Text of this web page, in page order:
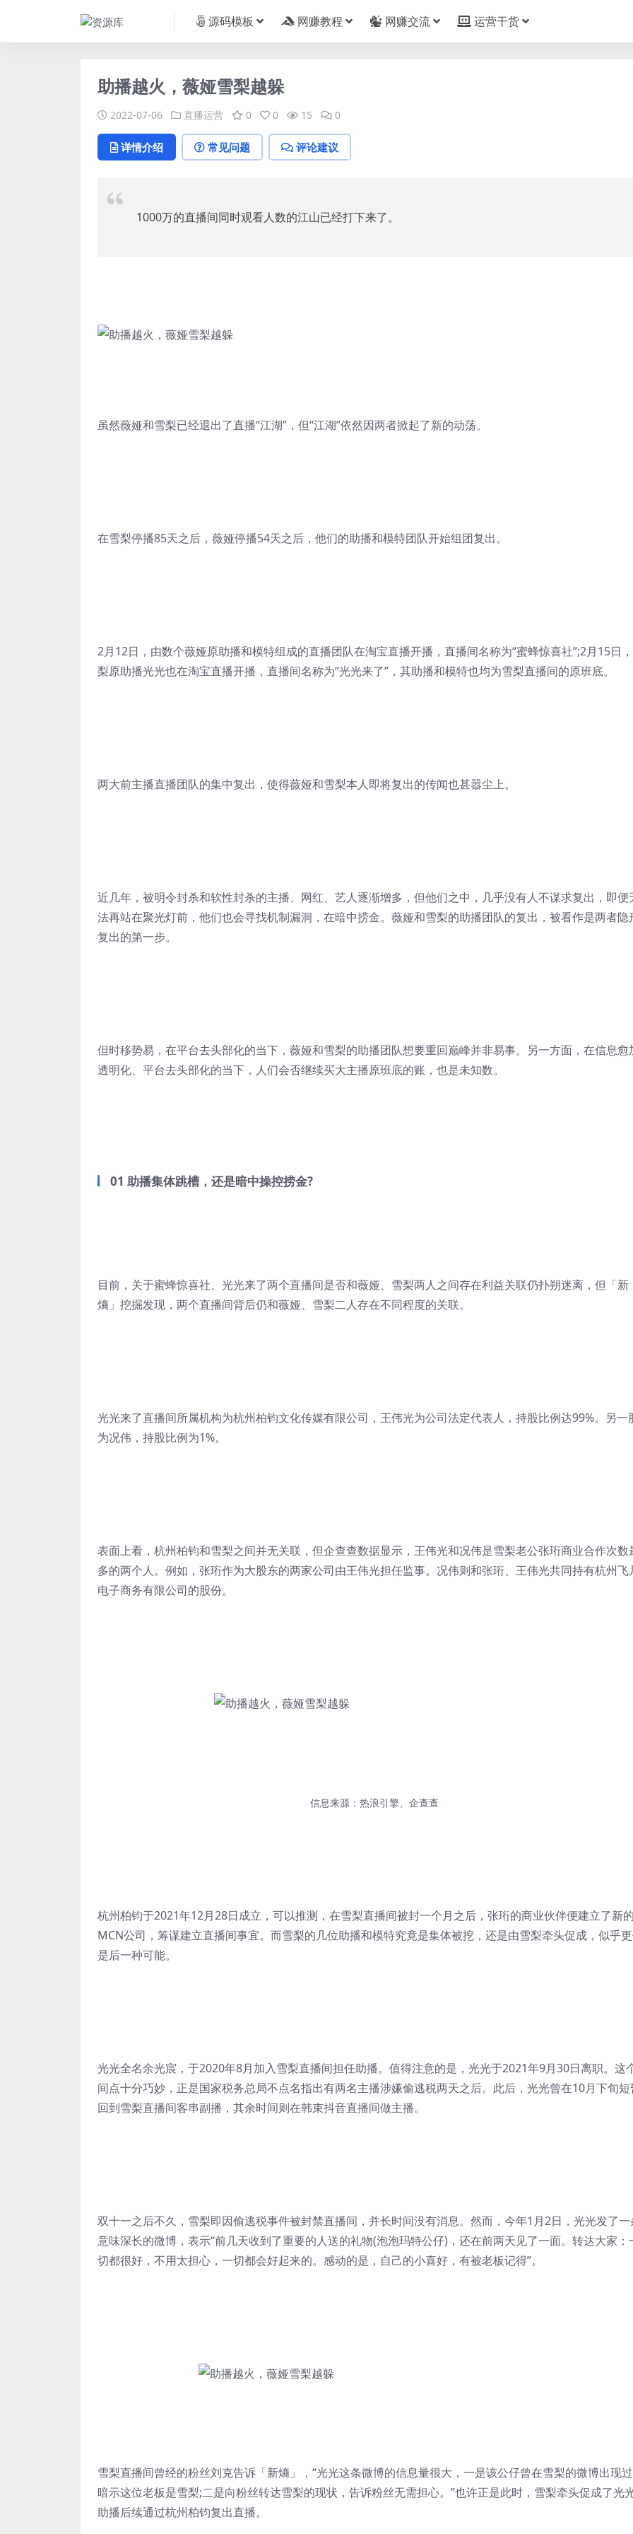
源码模板 网赚教程 网赚交流 运营干货
助播越火，薇娅雪梨越躲
2022-07-06 直播运营 0 0 15 0
详情介绍 常见问题 评论建议
1000万的直播间同时观看人数的江山已经打下来了。
虽然薇娅和雪梨已经退出了直播“江湖”，但“江湖”依然因两者掀起了新的动荡。
在雪梨停播85天之后，薇娅停播54天之后，他们的助播和模特团队开始组团复出。
2月12日，由数个薇娅原助播和模特组成的直播团队在淘宝直播开播，直播间名称为“蜜蜂惊喜社”;2月15日
梨原助播光光也在淘宝直播开播，直播间名称为“光光来了”，其助播和模特也均为雪梨直播间的原班底。
两大前主播直播团队的集中复出，使得薇娅和雪梨本人即将复出的传闻也甚嚣尘上。
近几年，被明令封杀和软性封杀的主播、网红、艺人逐渐增多，但他们之中，几乎没有人不谋求复出，即便
法再站在聚光灯前，他们也会寻找机制漏洞，在暗中捞金。薇娅和雪梨的助播团队的复出，被看作是两者隐
复出的第一步。
但时移势易，在平台去头部化的当下，薇娅和雪梨的助播团队想要重回巅峰并非易事。另一方面，在信息愈
透明化、平台去头部化的当下，人们会否继续买大主播原班底的账，也是未知数。
01 助播集体跳槽，还是暗中操控捞金?
目前，关于蜜蜂惊喜社、光光来了两个直播间是否和薇娅、雪梨两人之间存在利益关联仍扑朔迷离，但「新
熵」挖掘发现，两个直播间背后仍和薇娅、雪梨二人存在不同程度的关联。
光光来了直播间所属机构为杭州柏钧文化传媒有限公司，王伟光为公司法定代表人，持股比例达99%。另一
为况伟，持股比例为1%。
表面上看，杭州柏钧和雪梨之间并无关联，但企查查数据显示，王伟光和况伟是雪梨老公张珩商业合作次数
多的两个人。例如，张珩作为大股东的两家公司由王伟光担任监事。况伟则和张珩、王伟光共同持有杭州飞
电子商务有限公司的股份。
信息来源：热浪引擎、企查查
杭州柏钧于2021年12月28日成立，可以推测，在雪梨直播间被封一个月之后，张珩的商业伙伴便建立了新
MCN公司，筹谋建立直播间事宜。而雪梨的几位助播和模特究竟是集体被挖，还是由雪梨牵头促成，似乎
是后一种可能。
光光全名余光宸，于2020年8月加入雪梨直播间担任助播。值得注意的是，光光于2021年9月30日离职。这
间点十分巧妙，正是国家税务总局不点名指出有两名主播涉嫌偷逃税两天之后。此后，光光曾在10月下旬短
回到雪梨直播间客串副播，其余时间则在韩束抖音直播间做主播。
双十一之后不久，雪梨即因偷逃税事件被封禁直播间，并长时间没有消息。然而，今年1月2日，光光发了一
意味深长的微博，表示“前几天收到了重要的人送的礼物(泡泡玛特公仔)，还在前两天见了一面。转达大家：
切都很好，不用太担心，一切都会好起来的。感动的是，自己的小喜好，有被老板记得”。
雪梨直播间曾经的粉丝刘克告诉「新熵」，“光光这条微博的信息量很大，一是该公仔曾在雪梨的微博出现
暗示这位老板是雪梨;二是向粉丝转达雪梨的现状，告诉粉丝无需担心。”也许正是此时，雪梨牵头促成了光
助播后续通过杭州柏钧复出直播。